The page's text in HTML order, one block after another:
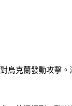
克蘭發動攻擊